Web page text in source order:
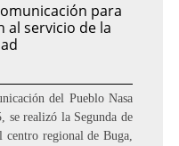
para
al servicio de la
del Pueblo Nasa
se realizó la Segunda de
centro regional de Buga,